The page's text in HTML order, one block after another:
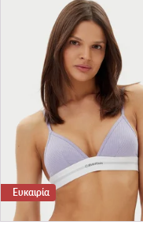
Ευκαιρία